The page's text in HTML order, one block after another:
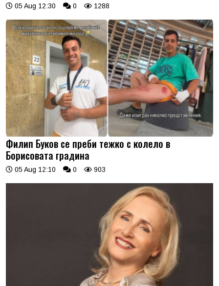
05 Aug 12:30 0 1288
Филип Буков се преби тежко с колело в
Борисовата градина
05 Aug 12:10 0 903